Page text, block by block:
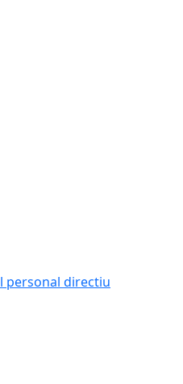
personal directiu